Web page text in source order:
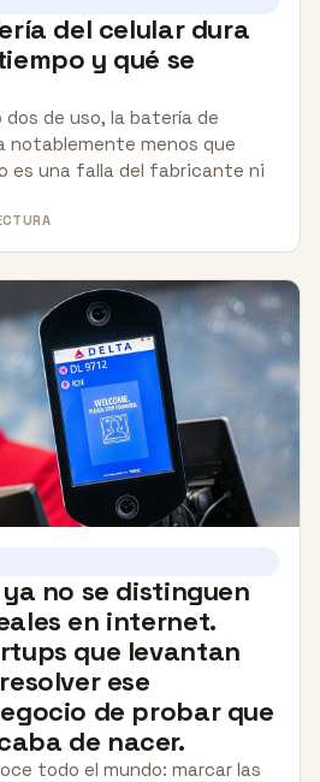
del celular dura
y qué se
dos de uso, la batería de
notablemente menos que
es una falla del fabricante ni
no se distinguen
en internet.
que levantan
ese
de probar que
de nacer.
todo el mundo: marcar las